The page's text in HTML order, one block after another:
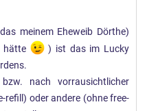
meinem Eheweib Dörthe)
hätte
) ist das im Lucky
nach vorrausichtlicher
oder andere (ohne free-